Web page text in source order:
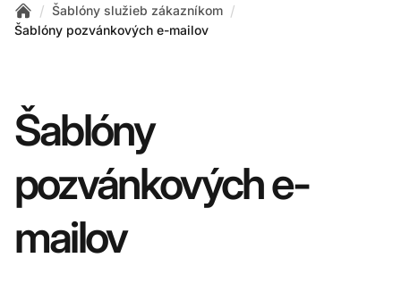
Home
/ Šablóny služieb zákazníkom /
Šablóny pozvánkových e-mailov
Šablóny
pozvánkových e-
mailov